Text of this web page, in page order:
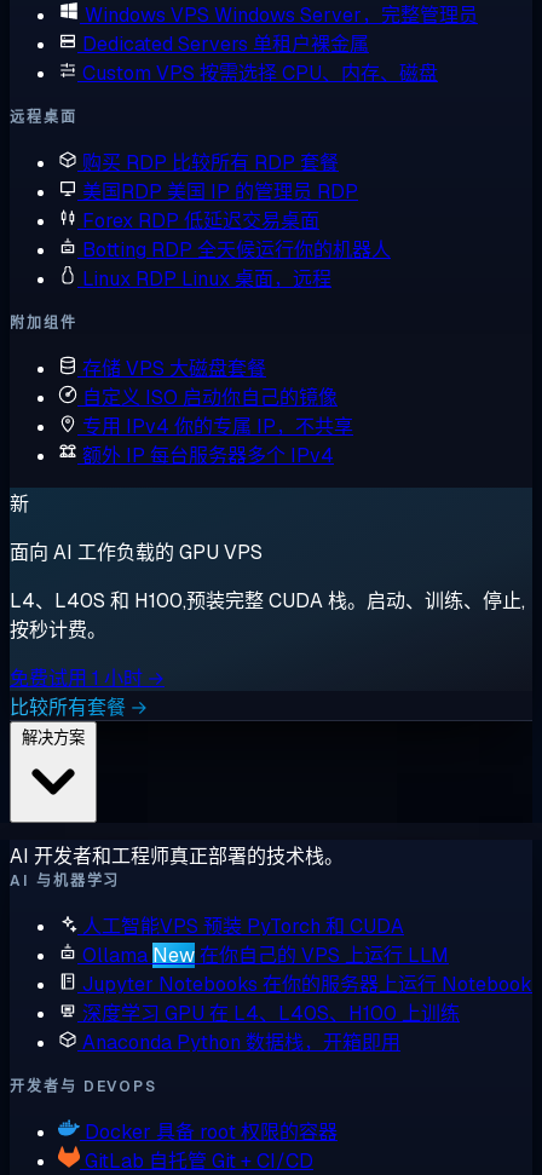
Windows VPS Windows Server，完整管理员
Dedicated Servers 单租户裸金属
Custom VPS 按需选择 CPU、内存、磁盘
远程桌面
购买 RDP 比较所有 RDP 套餐
美国RDP 美国 IP 的管理员 RDP
Forex RDP 低延迟交易桌面
Botting RDP 全天候运行你的机器人
Linux RDP Linux 桌面，远程
附加组件
存储 VPS 大磁盘套餐
自定义 ISO 启动你自己的镜像
专用 IPv4 你的专属 IP，不共享
额外 IP 每台服务器多个 IPv4
新
面向 AI 工作负载的 GPU VPS
L4、L40S 和 H100,预装完整 CUDA 栈。启动、训练、停止,
按秒计费。
免费试用 1 小时 →
比较所有套餐 →
AI 开发者和工程师真正部署的技术栈。
AI 与机器学习
人工智能VPS 预装 PyTorch 和 CUDA
Ollama New在你自己的 VPS 上运行 LLM
Jupyter Notebooks 在你的服务器上运行 Notebook
深度学习 GPU 在 L4、L40S、H100 上训练
Anaconda Python 数据栈，开箱即用
开发者与 DEVOPS
Docker 具备 root 权限的容器
GitLab 自托管 Git + CI/CD